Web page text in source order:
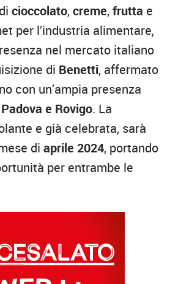
cioccolato, creme, frutta e
per l’industria alimentare,
nel mercato italiano
di Benetti, affermato
con un’ampia presenza
Padova e Rovigo. La
e già celebrata, sarà
di aprile 2024, portando
per entrambe le